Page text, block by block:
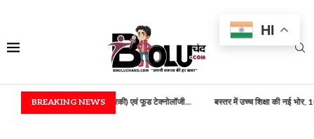
BREAKING NEWS
(कृषि अभियांत्रिकी) एवं फूड टेक्नोलॉजी... बस्तर में उच्च शिक्षा की नई भोर, 100...
HI